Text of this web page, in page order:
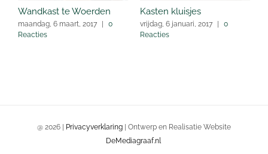
Wandkast te Woerden
maandag, 6 maart, 2017
0
Reacties
Kasten kluisjes
vrijdag, 6 januari, 2017
0
Reacties
@ 2026 | Privacyverklaring | Ontwerp en Realisatie Website
DeMediagraaf.nl